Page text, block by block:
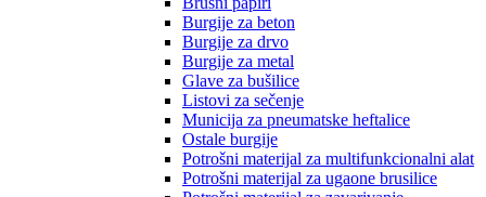
Burgije za beton
Burgije za drvo
Burgije za metal
Glave za bušilice
Listovi za sečenje
Municija za pneumatske heftalice
Ostale burgije
Potrošni materijal za multifunkcionalni alat
Potrošni materijal za ugaone brusilice